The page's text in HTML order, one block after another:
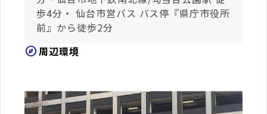
歩4分・ 仙台市営バス バス停『県庁市役所
前』から徒歩2分
explore周辺環境